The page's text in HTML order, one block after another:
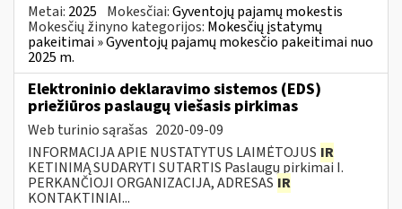
Metai: 2025 Mokesčiai:Gyventojų pajamų mokestis
Mokesčių žinyno kategorijos: Mokesčių įstatymų
pakeitimai » Gyventojų pajamų mokesčio pakeitimai nuo
2025 m.
Elektroninio deklaravimo sistemos (EDS)
priežiūros paslaugų viešasis pirkimas
Web turinio sąrašas 2020-09-09
INFORMACIJA APIE NUSTATYTUS LAIMĖTOJUS IR
KETINIMĄ SUDARYTI SUTARTIS Paslaugų pirkimai I.
PERKANČIOJI ORGANIZACIJA, ADRESAS IR
KONTAKTINIAI...